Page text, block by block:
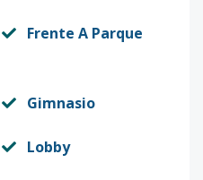
Frente A Parque
Gimnasio
Lobby